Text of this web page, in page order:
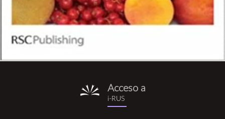
i-
rus.png
Acceso a
i-RUS